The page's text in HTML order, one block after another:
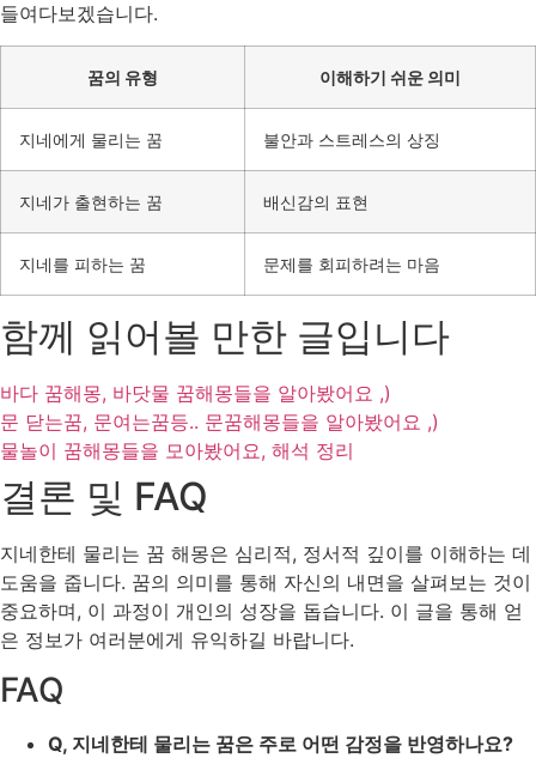
들여다보겠습니다.
꿈의 유형 이해하기 쉬운 의미
지네에게 물리는 꿈 불안과 스트레스의 상징
지네가 출현하는 꿈 배신감의 표현
지네를 피하는 꿈 문제를 회피하려는 마음
함께 읽어볼 만한 글입니다
바다 꿈해몽, 바닷물 꿈해몽들을 알아봤어요 ,)
문 닫는꿈, 문여는꿈등.. 문꿈해몽들을 알아봤어요 ,)
물놀이 꿈해몽들을 모아봤어요, 해석 정리
결론 및 FAQ
지네한테 물리는 꿈 해몽은 심리적, 정서적 깊이를 이해하는 데
도움을 줍니다. 꿈의 의미를 통해 자신의 내면을 살펴보는 것이
중요하며, 이 과정이 개인의 성장을 돕습니다. 이 글을 통해 얻
은 정보가 여러분에게 유익하길 바랍니다.
FAQ
Q, 지네한테 물리는 꿈은 주로 어떤 감정을 반영하나요?